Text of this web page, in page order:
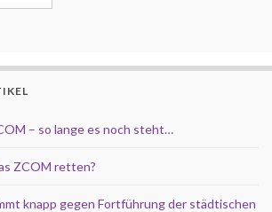
– so lange es noch steht…
ZCOM retten?
knapp gegen Fortführung der städtischen